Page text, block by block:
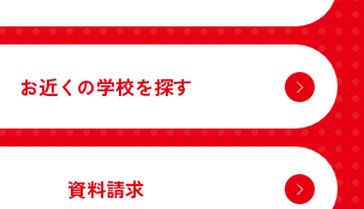
お近くの学校を探す
資料請求